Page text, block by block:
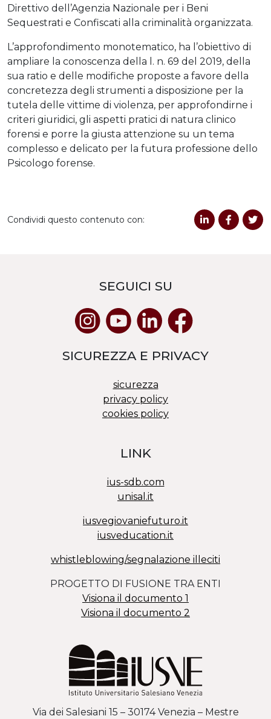
Direttivo dell’Agenzia Nazionale per i Beni
Sequestrati e Confiscati alla criminalità organizzata.
L’approfondimento monotematico, ha l’obiettivo di
ampliare la conoscenza della l. n. 69 del 2019, della
sua ratio e delle modifiche proposte a favore della
concretezza degli strumenti a disposizione per la
tutela delle vittime di violenza, per approfondirne i
criteri giuridici, gli aspetti pratici di natura clinico
forensi e porre la giusta attenzione su un tema
complesso e delicato per la futura professione dello
Psicologo forense.
Condividi questo contenuto con:
SEGUICI SU
SICUREZZA E PRIVACY
sicurezza
privacy policy
cookies policy
LINK
ius-sdb.com
unisal.it
iusvegiovaniefuturo.it
iusveducation.it
whistleblowing/segnalazione illeciti
PROGETTO DI FUSIONE TRA ENTI
Visiona il documento 1
Visiona il documento 2
Via dei Salesiani 15 – 30174 Venezia – Mestre